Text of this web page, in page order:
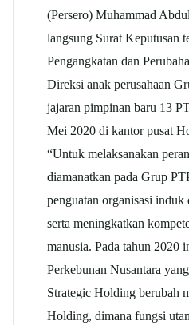
(Persero) Muhammad
langsung Surat Keputusan
Pengangkatan dan
Direksi anak perusahaan
jajaran pimpinan baru 13
Mei 2020 di kantor pusat
“Untuk melaksanakan
diamanatkan pada Grup
penguatan organisasi induk
serta meningkatkan
manusia. Pada tahun 2020
Perkebunan Nusantara
Strategic Holding berubah
Holding, dimana fungsi